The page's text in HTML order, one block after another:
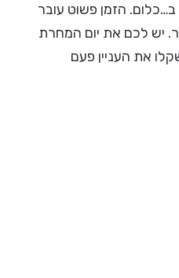
הזמן פשוט עובר
יש לכם את יום המחרת
את העניין פעם